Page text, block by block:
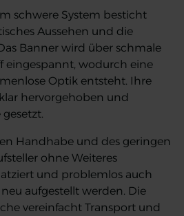
schwere System besticht
Aussehen und die
Banner wird über schmale
eingespannt, wodurch eine
Optik entsteht. Ihre
hervorgehoben und
Handhabe und des geringen
ohne Weiteres
und problemlos auch
aufgestellt werden. Die
vereinfacht Transport und